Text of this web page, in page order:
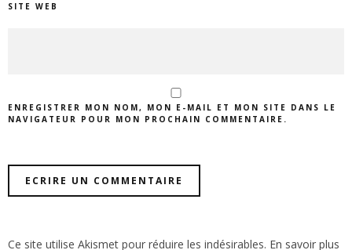
SITE WEB
ENREGISTRER MON NOM, MON E-MAIL ET MON SITE DANS LE
NAVIGATEUR POUR MON PROCHAIN COMMENTAIRE.
Ce site utilise Akismet pour réduire les indésirables. En savoir plus